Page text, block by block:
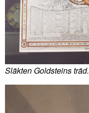
Släkten Goldsteins träd.